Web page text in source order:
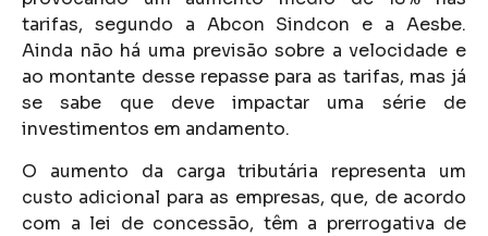
tarifas, segundo a Abcon Sindcon e a Aesbe.
Ainda não há uma previsão sobre a velocidade e
ao montante desse repasse para as tarifas, mas já
se sabe que deve impactar uma série de
investimentos em andamento.
O aumento da carga tributária representa um
custo adicional para as empresas, que, de acordo
com a lei de concessão, têm a prerrogativa de